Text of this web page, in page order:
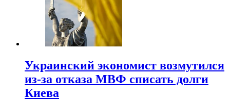
Украинский экономист возмутился
из-за отказа МВФ списать долги
Киева